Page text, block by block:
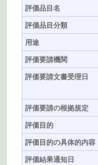
評価品目名
評価品目分類
用途
評価要請機関
評価要請文書受理日
評価要請の根拠規定
評価目的
評価目的の具体的内容
評価結果通知日